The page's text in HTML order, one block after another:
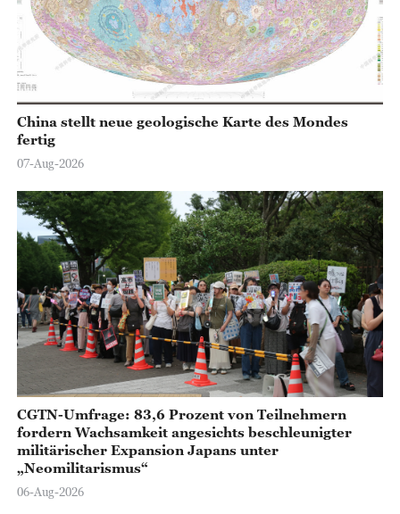
China stellt neue geologische Karte des Mondes
fertig
07-Aug-2026
CGTN-Umfrage: 83,6 Prozent von Teilnehmern
fordern Wachsamkeit angesichts beschleunigter
militärischer Expansion Japans unter
„Neomilitarismus“
06-Aug-2026